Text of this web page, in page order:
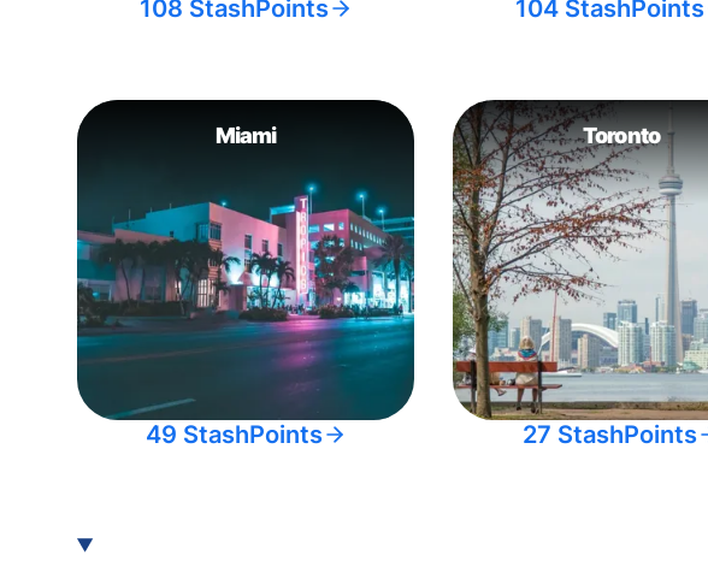
108 StashPoints 104 StashPoints
Miami
49 StashPoints
Toronto
27 StashPoints